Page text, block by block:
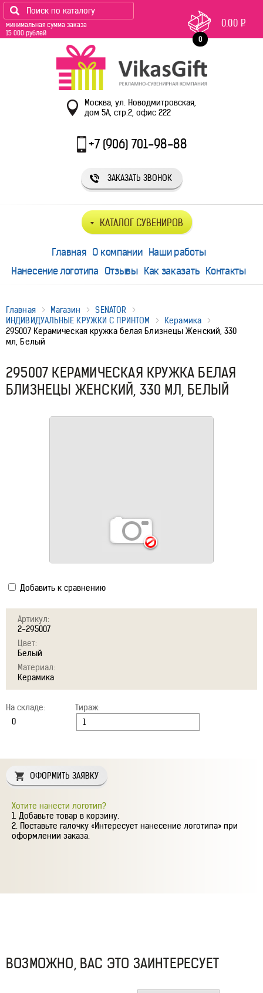
минимальная сумма заказа
15 000 рублей
0
0.00 Р
Москва, ул. Новодмитровская,
дом 5А, стр.2, офис 222
+7 (906) 701-98-88
ЗАКАЗАТЬ ЗВОНОК
КАТАЛОГ СУВЕНИРОВ
Главная О компании Наши работы
Нанесение логотипа Отзывы Как заказать Контакты
Главная Магазин
SENATOR
ИНДИВИДУАЛЬНЫЕ КРУЖКИ С ПРИНТОМ
Керамика
295007 Керамическая кружка белая Близнецы Женский, 330
мл, Белый
295007 КЕРАМИЧЕСКАЯ КРУЖКА БЕЛАЯ
БЛИЗНЕЦЫ ЖЕНСКИЙ, 330 МЛ, БЕЛЫЙ
Добавить к сравнению
Артикул:
2-295007
Цвет:
Белый
Материал:
Керамика
На складе: Тираж:
ОФОРМИТЬ ЗАЯВКУ
Хотите нанести логотип?
Добавьте товар в корзину.
Поставьте галочку «Интересует нанесение логотипа» при
оформлении заказа.
ВОЗМОЖНО, ВАС ЭТО ЗАИНТЕРЕСУЕТ